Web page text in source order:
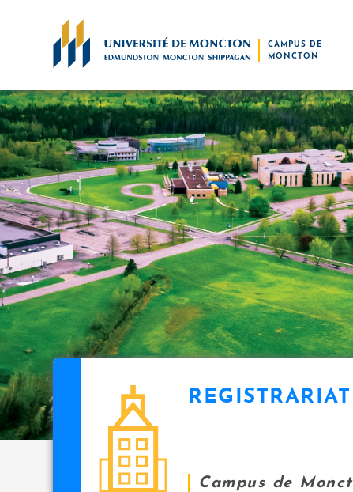
CAMPUS DE
MONCTON
REGISTRARIAT
Campus de